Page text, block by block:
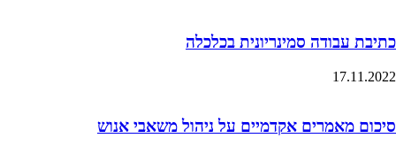
כתיבת עבודה סמינריונית בכלכלה
17.11.2022
סיכום מאמרים אקדמיים על ניהול משאבי אנוש